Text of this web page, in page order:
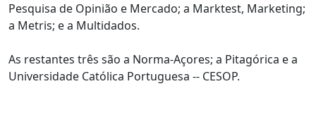
Pesquisa de Opinião e Mercado; a Marktest, Marketing;
a Metris; e a Multidados.
As restantes três são a Norma-Açores; a Pitagórica e a
Universidade Católica Portuguesa -- CESOP.